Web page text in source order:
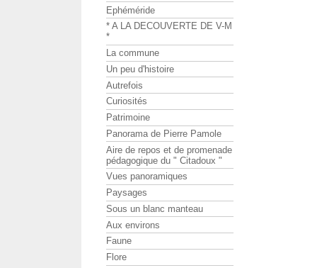
Ephéméride
* A LA DECOUVERTE DE V-M
*
La commune
Un peu d'histoire
Autrefois
Curiosités
Patrimoine
Panorama de Pierre Pamole
Aire de repos et de promenade
pédagogique du " Citadoux "
Vues panoramiques
Paysages
Sous un blanc manteau
Aux environs
Faune
Flore